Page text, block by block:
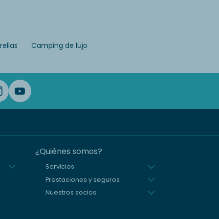
Camping de lujo
¿Quiénes somos?
Servicios
Prestaciones y seguros
Nuestros socios